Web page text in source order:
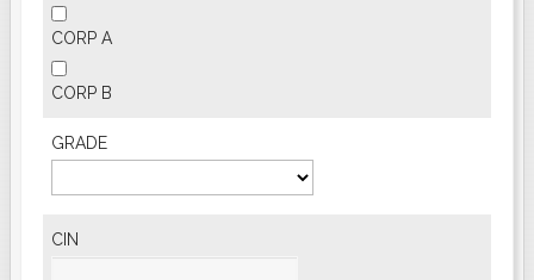
CORP A
CORP B
GRADE
CIN